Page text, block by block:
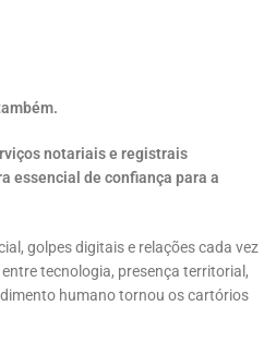
notariais e registrais
essencial de confiança para a
golpes digitais e relações cada vez
tecnologia, presença territorial,
humano tornou os cartórios